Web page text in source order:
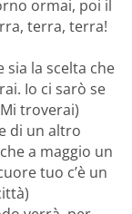
ormai, poi il
terra, terra!
la scelta che
Io ci sarò se
troverai)
di un altro
a maggio un
tuo c’è un